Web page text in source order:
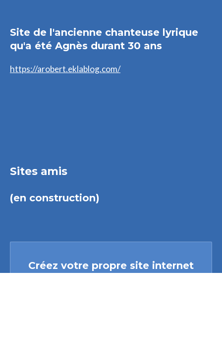
Site de l'ancienne chanteuse lyrique
qu'a été Agnès durant 30 ans
https://arobert.eklablog.com/
Sites amis
(en construction)
Créez votre propre site internet